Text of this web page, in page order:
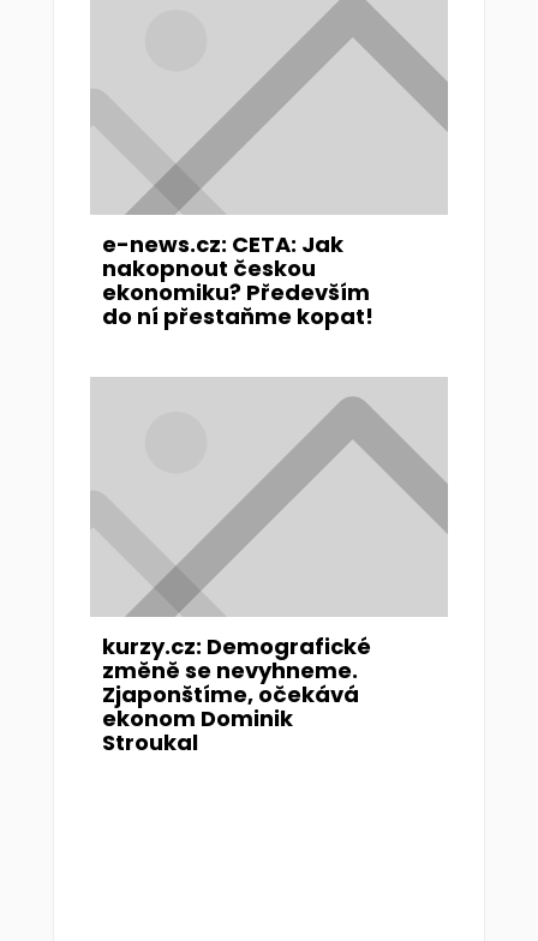
e-news.cz: CETA: Jak
nakopnout českou
ekonomiku? Především
do ní přestaňme kopat!
kurzy.cz: Demografické
změně se nevyhneme.
Zjaponštíme, očekává
ekonom Dominik
Stroukal